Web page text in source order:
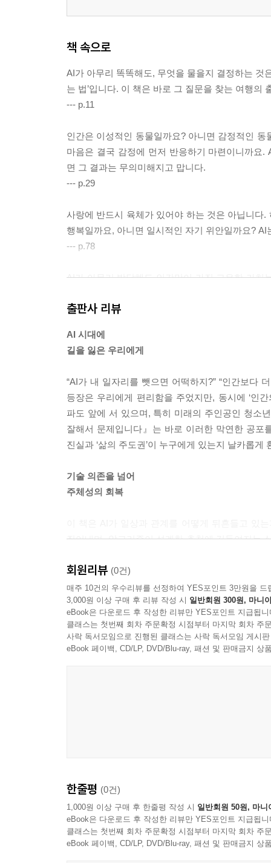
15. AI의 규칙은 누가 정해야 하는가?
AI 사고는 누구의 책임일까? / AI 규제를 위한 청소
16. AI가 다스리는 세상은 더 안전할까?
4부 AI와 미래
17. 내 의식을 복제할 수 있다면?
18. 인간과 AI, 어떤 관계가 되어야 할까?
주인인가, 동반자인가, 경쟁자인가? / 공존을 위한
책 속으로
AI가 아무리 똑똑해도, 무엇을 물을지 결정하는 것
는 법’입니다. 이 책은 바로 그 질문을 찾는 여행의
--- p.11
인간은 이성적인 동물일까요? 아니면 감정적인
마음은 결국 감정에 먼저 반응하기 마련이니까요
면 그 결과는 무의미해지고 맙니다.
--- p.29
사랑에 반드시 육체가 있어야 하는 것은 아닙니다
행복일까요, 아니면 일시적인 자기 위안일까요?
--- p.78
AI가 아무리 발달해도 인간만이 가진 고유한 가치
--- p.176
AI 시대에도 사람들의 욕망은 중요합니다. AI 시
활을 하고 싶다는 욕망 등이 있기 때문입니다. AI
--- p.190
출판사 리뷰
AI 시대에
길을 잃은 우리에게
“AI가 내 일자리를 뺏으면 어떡하지?” “인간보다
등장은 우리에게 편리함을 주었지만, 동시에 ‘인
파도 앞에 서 있으며, 특히 미래의 주인공인 청소
잘해서 문제입니다』는 바로 이러한 막연한 공포
진실과 ‘삶의 주도권’이 누구에게 있는지 날카롭게
기술 의존을 넘어
주체성의 회복
짚어내며, 알고리즘이 설계한 추천에 길들여지는
불공평한 알고리즘으로부터 자신을 지키는 방법
필요성을 역설한다.
AI로 대체되지 않는
존재로 남는 법
회원리뷰 (0건)
매주 10건의 우수리뷰를 선정하여 YES포인트 3만원을 드
3,000원 이상 구매 후 리뷰 작성 시 일반회원 300원, 마니
eBook은 다운로드 후 작성한 리뷰만 YES포인트 지급됩니
클래스는 첫번째 회차 주문확정 시점부터 마지막 회차 주
사락 독서모임으로 진행된 클래스는 사락 독서모임 게시
eBook 페이백, CD/LP, DVD/Blu-ray, 패션 및 판매금지 상
한줄평 (0건)
1,000원 이상 구매 후 한줄평 작성 시 일반회원 50원, 마니
eBook은 다운로드 후 작성한 리뷰만 YES포인트 지급됩니
클래스는 첫번째 회차 주문확정 시점부터 마지막 회차 주
eBook 페이백, CD/LP, DVD/Blu-ray, 패션 및 판매금지 상